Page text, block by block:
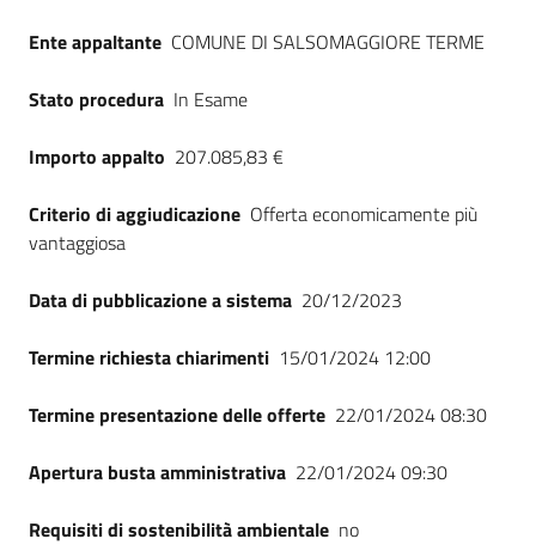
Ente appaltante COMUNE DI SALSOMAGGIORE TERME
Stato procedura In Esame
Importo appalto 207.085,83 €
Criterio di aggiudicazione Offerta economicamente più
vantaggiosa
Data di pubblicazione a sistema 20/12/2023
Termine richiesta chiarimenti 15/01/2024 12:00
Termine presentazione delle offerte 22/01/2024 08:30
Apertura busta amministrativa 22/01/2024 09:30
Requisiti di sostenibilità ambientale no